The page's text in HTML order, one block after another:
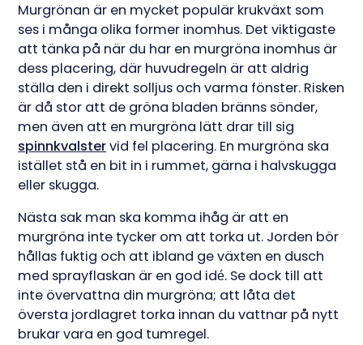
Murgrönan är en mycket populär krukväxt som
ses i många olika former inomhus. Det viktigaste
att tänka på när du har en murgröna inomhus är
dess placering, där huvudregeln är att aldrig
ställa den i direkt solljus och varma fönster. Risken
är då stor att de gröna bladen bränns sönder,
men även att en murgröna lätt drar till sig
spinnkvalstervid fel placering. En murgröna ska
istället stå en bit in i rummet, gärna i halvskugga
eller skugga.
Nästa sak man ska komma ihåg är att en
murgröna inte tycker om att torka ut. Jorden bör
hållas fuktig och att ibland ge växten en dusch
med sprayflaskan är en god idé. Se dock till att
inte övervattna din murgröna; att låta det
översta jordlagret torka innan du vattnar på nytt
brukar vara en god tumregel.